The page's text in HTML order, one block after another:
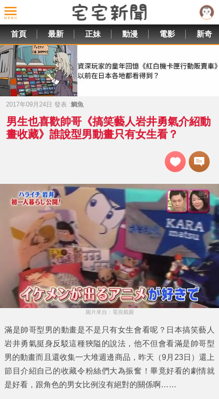
首頁 最新 正妹 動漫 電影 新奇
2017年09月24日 發表 :鯛魚
男生也喜歡帥哥《搞笑藝人岩井勇氣介紹動
畫收藏》誰說型男動畫只有女生看？
圖片來自：電視截圖
滿是帥哥型男的動畫是不是只有女生會看呢？日本搞笑藝人
岩井勇氣挺身反駁這種狹隘的說法，他不但會看滿是帥哥型
男的動畫而且還收集一大堆週邊商品，昨天（9月23日）還上
節目介紹自己的收藏令粉絲們大為振奮！畢竟好看的劇情就
是好看，跟角色的男女比例沒有絕對的關係啊……